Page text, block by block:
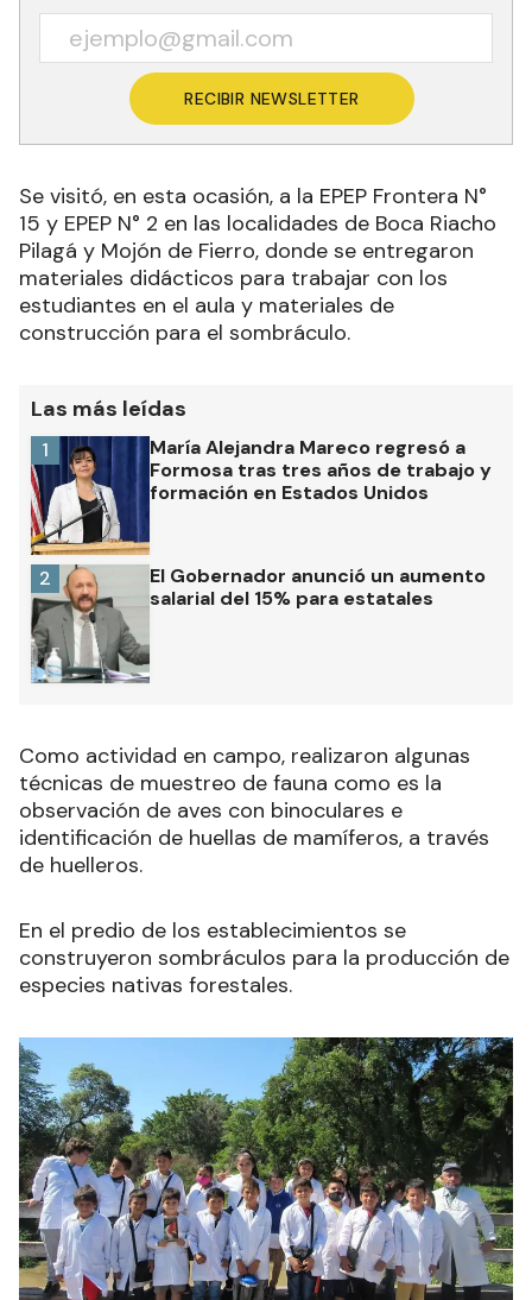
RECIBIR NEWSLETTER
Se visitó, en esta ocasión, a la EPEP Frontera N°
15 y EPEP N° 2 en las localidades de Boca Riacho
Pilagá y Mojón de Fierro, donde se entregaron
materiales didácticos para trabajar con los
estudiantes en el aula y materiales de
construcción para el sombráculo.
Las más leídas
María Alejandra Mareco regresó a
Formosa tras tres años de trabajo y
formación en Estados Unidos
1
El Gobernador anunció un aumento
salarial del 15% para estatales
2
Como actividad en campo, realizaron algunas
técnicas de muestreo de fauna como es la
observación de aves con binoculares e
identificación de huellas de mamíferos, a través
de huelleros.
En el predio de los establecimientos se
construyeron sombráculos para la producción de
especies nativas forestales.